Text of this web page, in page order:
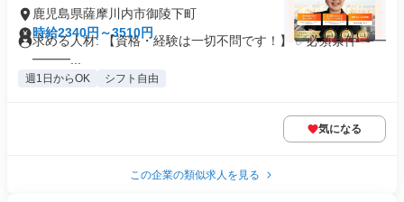
鹿児島県薩摩川内市御陵下町
時給2340円～3510円
求める人材: 【資格・経験は一切不問です！】 ✅必須条件 ━━
━━━...
週1日からOK シフト自由
気になる
この企業の類似求人を見る